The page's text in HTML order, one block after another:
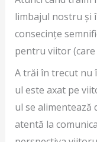
limbajul nostru și
consecințe
pentru viitor
A trăi în trecut nu
ul este axat pe
ul se alimentează
atentă la